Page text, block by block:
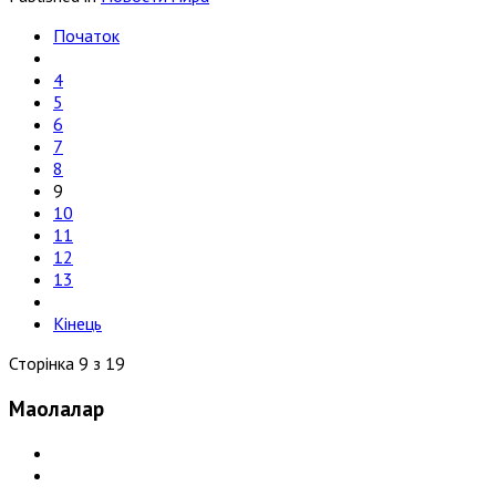
Початок
4
5
6
7
8
9
10
11
12
13
Кінець
Сторінка 9 з 19
Мақолалар